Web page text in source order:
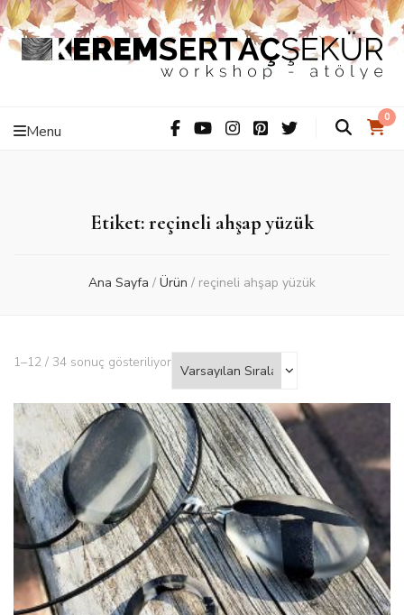
Kerem Sertaç
Workshop –
Atölye
Menu
0
Etiket: reçineli ahşap yüzük
Ana Sayfa / Ürün / reçineli ahşap yüzük
1–12 / 34 sonuç gösteriliyor